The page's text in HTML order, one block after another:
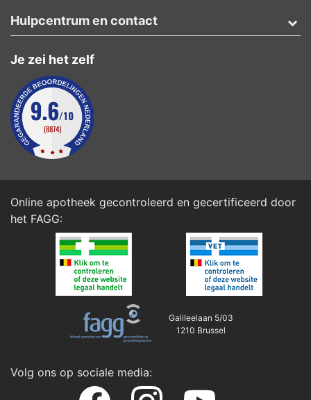
Je zei het zelf
Hulpcentrum en contact
Online apotheek gecontroleerd en gecertificeerd door
het FAGG:
Galileelaan 5/03
1210 Brussel
Volg ons op sociale media: